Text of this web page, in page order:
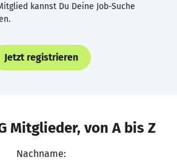
kannst Du Deine Job-Suche
Jetzt registrieren
Mitglieder, von A bis Z
Nachname: